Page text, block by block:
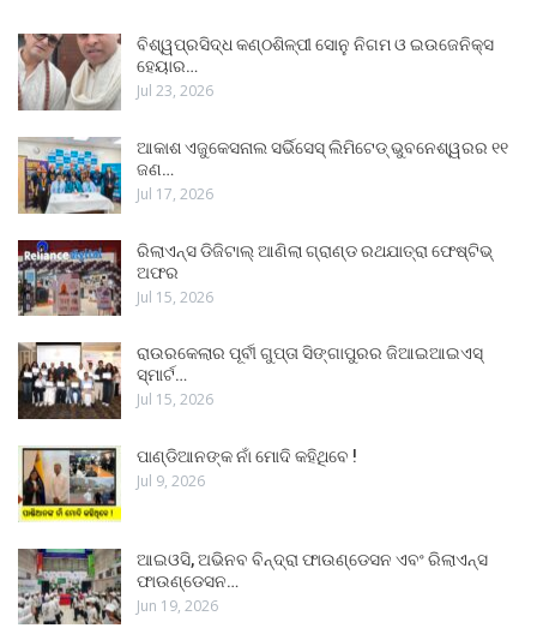
ବିଶ୍ୱପ୍ରସିଦ୍ଧ କଣ୍ଠଶିଳ୍ପୀ ସୋନୁ ନିଗମ ଓ ଇଉଜେନିକ୍ସ
ହେୟାର…
Jul 23, 2026
ଆକାଶ ଏଜୁକେସନାଲ ସର୍ଭିସେସ୍ ଲିମିଟେଡ୍ ଭୁବନେଶ୍ୱରର ୧୧
ଜଣ…
Jul 17, 2026
ରିଲାଏନ୍ସ ଡିଜିଟାଲ୍ ଆଣିଲା ଗ୍ରାଣ୍ଡ ରଥଯାତ୍ରା ଫେଷ୍ଟିଭ୍
ଅଫର
Jul 15, 2026
ରାଉରକେଲାର ପୂର୍ବୀ ଗୁପ୍ତା ସିଙ୍ଗାପୁରର ଜିଆଇଆଇଏସ୍
ସ୍ମାର୍ଟ…
Jul 15, 2026
ପାଣ୍ଡିଆନଙ୍କ ନାଁ ମୋଦି କହିଥିବେ !
Jul 9, 2026
ଆଇଓସି, ଅଭିନବ ବିନ୍ଦ୍ରା ଫାଉଣ୍ଡେସନ ଏବଂ ରିଲାଏନ୍ସ
ଫାଉଣ୍ଡେସନ…
Jun 19, 2026